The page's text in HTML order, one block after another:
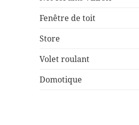
Fenêtre de toit
Store
Volet roulant
Domotique